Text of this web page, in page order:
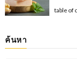
table of
ค้นหา